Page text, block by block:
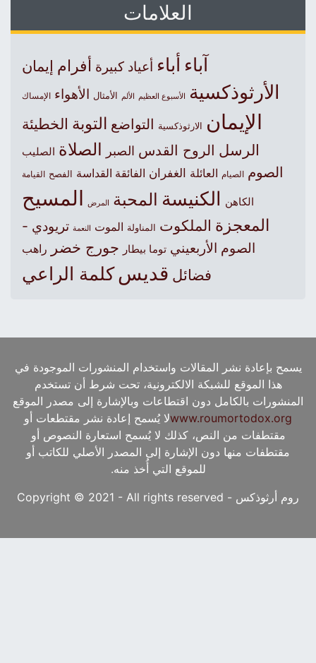
العلامات
آباءأباء أعياد كبيرة أفرام إيمان
الأرثوذكسية الأسبوع العظيم الألم الأمثال الأهواء الإمساك
الإيمان الارثوذكسية التواضع التوبة الخطيئة
الرسل الروح القدس الصبر الصلاة الصليب
الصوم الصيام العائلة الغفران الفائقة القداسة الفصح القيامة
الكاهن الكنيسةالمحبة المرض المسيح
المعجزة الملكوت المناولة الموت النعمة تريودي -
الصوم الأربعيني توما بيطار جورج خضر راهب
فضائل قديس كلمة الراعي
يسمح بإعادة نشر المقالات واستخدام المنشورات الموجودة في
هذا الموقع للشبكة الالكترونية، تحت شرط أن تستخدم
المنشورات بالكامل دون اقتطاعات وبالإشارة إلى مصدر الموقع
www.roumortodox.orgلا يُسمح إعادة نشر مقتطعات أو
مقتطفات من النص، كذلك لا يُسمح استعارة النصوص أو
مقتطفات منها دون الإشارة إلى المصدر الأصلي للكاتب أو
للموقع التي أُخذ منه.
روم أرثوذكس - Copyright © 2021 - All rights reserved